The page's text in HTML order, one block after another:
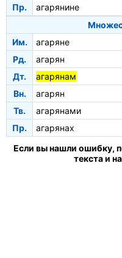
Пр.
агарянине
Им.
агаряне
Рд.
агарян
Дт.
агарянам
Вн.
агарян
Тв.
агарянами
Пр.
агарянах
Если вы нашли ошибку,
текста и